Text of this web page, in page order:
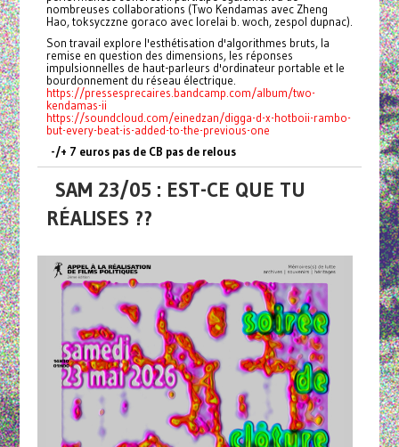
nombreuses collaborations (Two Kendamas avec Zheng
Hao, toksyczzne goraco avec lorelai b. woch, zespol dupnac).
Son travail explore l'esthétisation d'algorithmes bruts, la
remise en question des dimensions, les réponses
impulsionnelles de haut-parleurs d'ordinateur portable et le
bourdonnement du réseau électrique.
https://pressesprecaires.bandcamp.com/album/two-
kendamas-ii
https://soundcloud.com/einedzan/digga-d-x-hotboii-rambo-
but-every-beat-is-added-to-the-previous-one
-/+ 7 euros pas de CB pas de relous
SAM 23/05 : EST-CE QUE TU
RÉALISES ??